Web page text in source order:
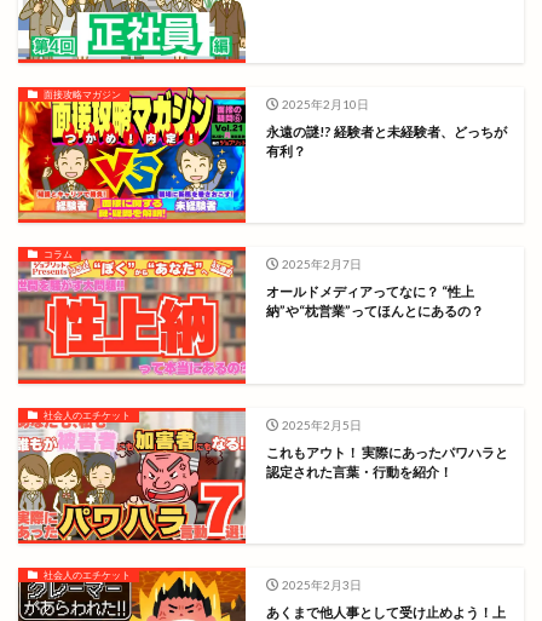
面接攻略マガジン
2025年2月10日
永遠の謎!? 経験者と未経験者、どっちが
有利？
コラム
2025年2月7日
オールドメディアってなに？ “性上
納”や“枕営業”ってほんとにあるの？
社会人のエチケット
2025年2月5日
これもアウト！ 実際にあったパワハラと
認定された言葉・行動を紹介！
社会人のエチケット
2025年2月3日
あくまで他人事として受け止めよう！上